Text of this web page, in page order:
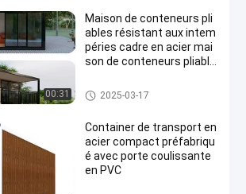
00:31
Maison de conteneurs pli
ables résistant aux intem
péries cadre en acier mai
son de conteneurs pliable
Maison de conteneur pliable
2025-03-17
Container de transport en
acier compact préfabriqu
é avec porte coulissante
en PVC